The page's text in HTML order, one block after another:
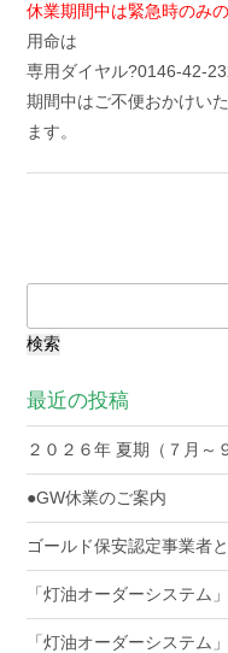
休業期間中は緊急時のみ
用命は
専用ダイヤル?0146-42-
期間中はご不便おかけい
ます。
索:
最近の投稿
２０２６年 夏期（７月～
●GW休業のご案内
ゴールド保安認定事業者
「灯油オーダーシステム
「灯油オーダーシステム